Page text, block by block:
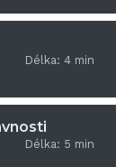
Délka: 4 min
Délka: 5 min